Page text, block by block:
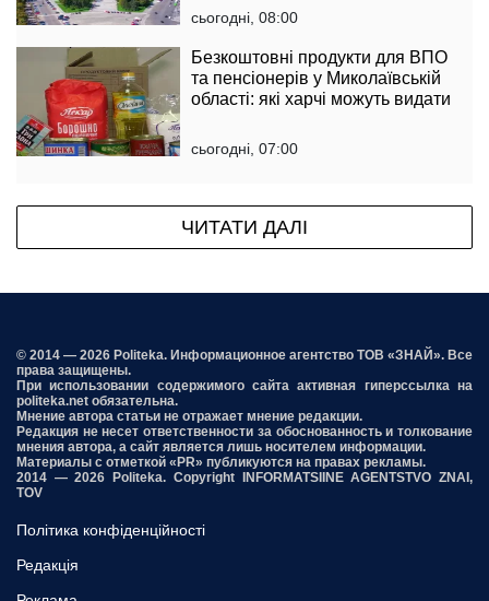
сьогодні, 08:00
Безкоштовні продукти для ВПО
та пенсіонерів у Миколаївській
області: які харчі можуть видати
сьогодні, 07:00
ЧИТАТИ ДАЛІ
© 2014 — 2026 Politeka. Информационное агентство ТОВ «ЗНАЙ». Все
права защищены.
При использовании содержимого сайта активная гиперссылка на
politeka.net обязательна.
Мнение автора статьи не отражает мнение редакции.
Редакция не несет ответственности за обоснованность и толкование
мнения автора, а сайт является лишь носителем информации.
Материалы с отметкой «PR» публикуются на правах рекламы.
2014 — 2026 Politeka. Copyright INFORMATSIINE AGENTSTVO ZNAI,
TOV
Політика конфіденційності
Редакція